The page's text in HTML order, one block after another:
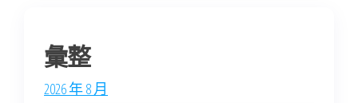
彙整
2026 年 8 月